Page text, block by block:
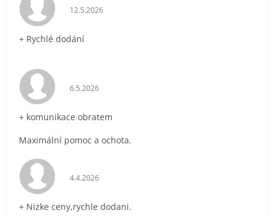
Hodnocení obchodu je 5 z 5 hvězdiček.
12.5.2026
+ Rychlé dodání
Hodnocení obchodu je 5 z 5 hvězdiček.
6.5.2026
+ komunikace obratem
Maximální pomoc a ochota.
Hodnocení obchodu je 5 z 5 hvězdiček.
4.4.2026
+ Nizke ceny,rychle dodani.